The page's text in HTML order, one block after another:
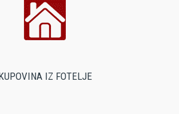
IZ FOTELJE